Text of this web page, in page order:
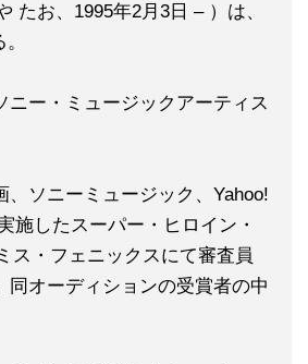
たお、1995年2月3日 – ）は、
ニー・ミュージックアーティス
、ソニーミュージック、Yahoo!
施したスーパー・ヒロイン・
ス・フェニックスにて審査員
同オーディションの受賞者の中